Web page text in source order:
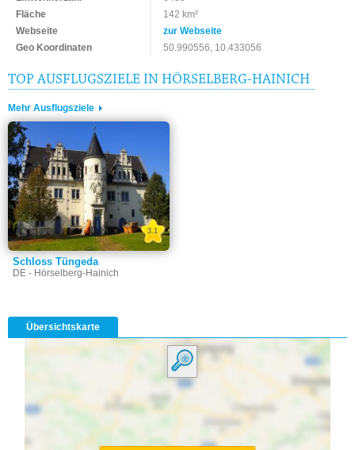
Fläche
142 km²
Webseite
zur Webseite
Geo Koordinaten
50.990556, 10.433056
TOP AUSFLUGSZIELE IN HÖRSELBERG-HAINICH
Mehr Ausflugsziele
Schloss Tüngeda
DE - Hörselberg-Hainich
3.1
Übersichtskarte